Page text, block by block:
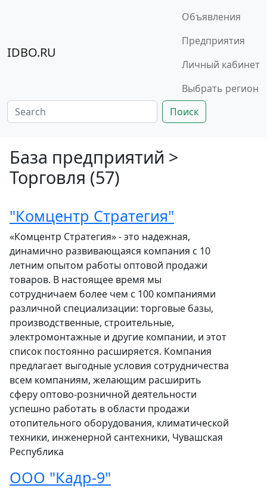
IDBO.RU
Объявления
Предприятия
Личный кабинет
Выбрать регион
Поиск
База предприятий >
Торговля (57)
"Комцентр Стратегия"
«Комцентр Стратегия» - это надежная,
динамично развивающаяся компания с 10
летним опытом работы оптовой продажи
товаров. В настоящее время мы
сотрудничаем более чем с 100 компаниями
различной специализации: торговые базы,
производственные, строительные,
электромонтажные и другие компании, и этот
список постоянно расширяется. Компания
предлагает выгодные условия сотрудничества
всем компаниям, желающим расширить
сферу оптово-розничной деятельности
успешно работать в области продажи
отопительного оборудования, климатической
техники, инженерной сантехники, Чувашская
Республика
ООО "Кадр-9"